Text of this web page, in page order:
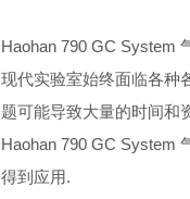
Haohan 790 GC System
现代实验室始终面临各种
题可能导致大量的时间和
Haohan 790 GC System
得到应用.